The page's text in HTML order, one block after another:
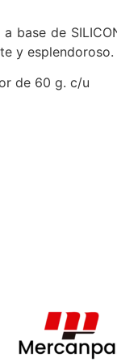
a base de
y esplendoroso.
de 60 g. c/u